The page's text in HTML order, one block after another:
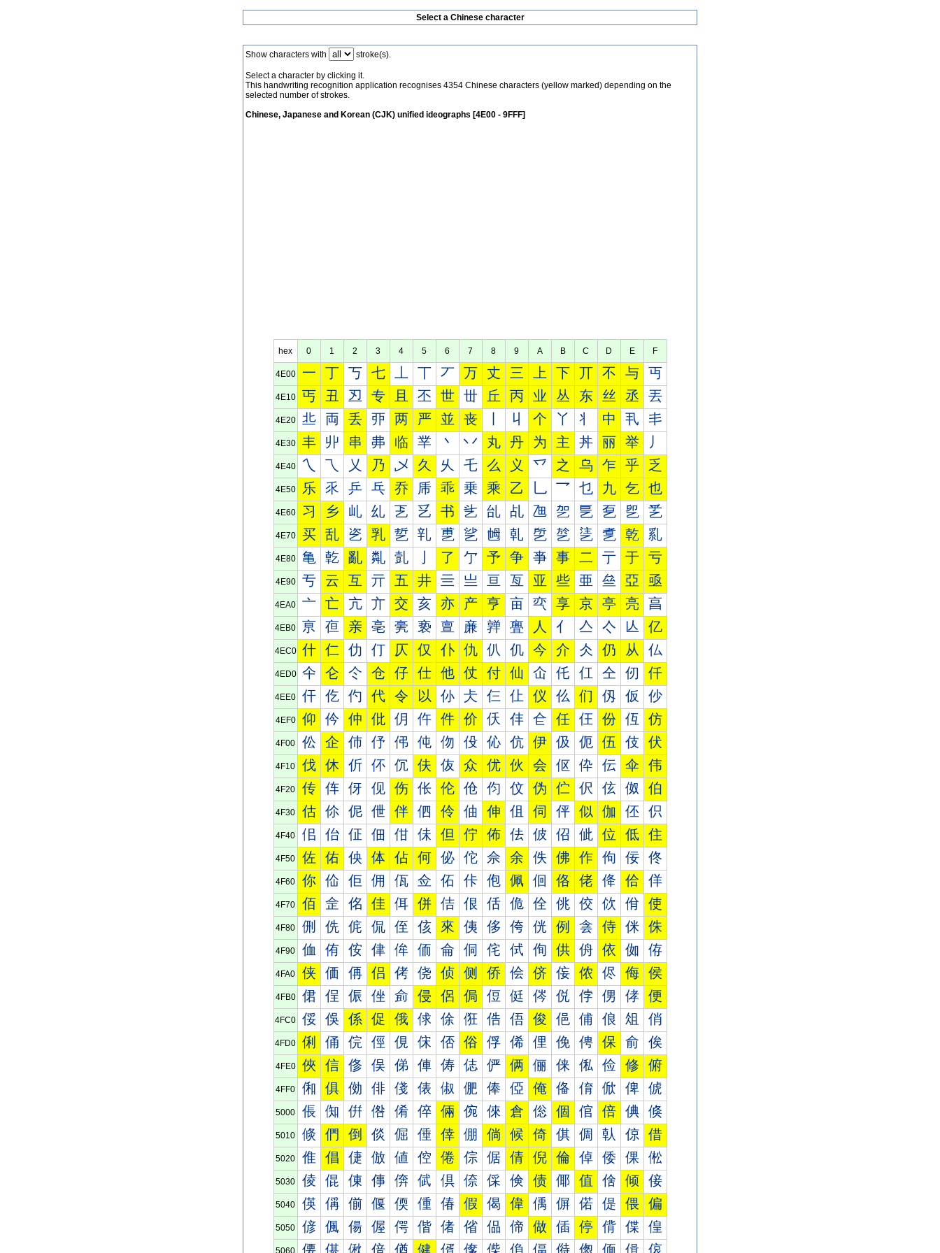
Select a Chinese character
Show characters with stroke(s).
Select a character by clicking it.
This handwriting recognition application recognises 4354 Chinese characters (yellow marked) depending on the
selected number of strokes.
Chinese, Japanese and Korean (CJK) unified ideographs [4E00 - 9FFF]
hex 0 1 2 3 4 5 6 7 8 9 A B C D E F
4E00 一 丁 丂 七 丅 丆 万 丈 三 上 下 丌 不 与 丏
4E10 丐 丑 丒 专 且 丕 世 丗 丘 丙 业 丛 东 丝 丞 丟
4E20 丠 両 丢 丣 两 严 並 丧 丩 个 丫 丬 中 丮 丯
4E30 丰 丱 串 丳 临 丵 丶 丷 丸 丹 为 主 丼 丽 举 丿
4E40 乀 乁 乂 乃 乄 久 乆 乇 么 义 乊 之 乌 乍 乎 乏
4E50 乐 乑 乒 乓 乔 乕 乖 乗 乘 乙 乚 乛 乜 九 乞 也
4E60 习 乡 乢 乣 乤 乥 书 乧 乨 乩 乪 乫 乬 乭 乮 乯
4E70 买 乱 乲 乳 乴 乵 乶 乷 乸 乹 乺 乻 乼 乽 乾 乿
4E80 亀 亁 亂 亃 亄 了 亇 予 争 亊 事 二 亍 于 亏
4E90 亐 云 互 亓 五 井 亖 亗 亘 亙 亚 些 亜 亝 亞 亟
4EA0 亠 亡 亢 亣 交 亥 亦 产 亨 亩 亪 享 京 亭 亮 亯
4EB0 亰 亱 亲 亳 亴 亵 亶 亷 亸 亹 人 亻 亼 亽 亾 亿
4EC0 什 仁 仂 仃 仄 仅 仆 仇 仈 仉 今 介 仌 仍 从 仏
4ED0 仐 仑 仒 仓 仔 仕 他 仗 付 仙 仚 仛 仜 仝 仞 仟
4EE0 仠 仡 仢 代 令 以 仦 仧 仨 仩 仪 仫 们 仭 仮 仯
4EF0 仰 仱 仲 仳 仴 仵 件 价 仸 仹 仺 任 仼 份 仾 仿
4F00 伀 企 伂 伃 伄 伅 伆 伇 伈 伉 伊 伋 伌 伍 伎 伏
4F10 伐 休 伒 伓 伔 伕 伖 众 优 伙 会 伛 伜 伝 伞 伟
4F20 传 伡 伢 伣 伤 伥 伦 伧 伨 伩 伪 伫 伬 伭 伮 伯
4F30 估 伱 伲 伳 伴 伵 伶 伷 伸 伹 伺 伻 似 伽 伾 伿
4F40 佀 佁 佂 佃 佄 佅 但 佇 佈 佉 佊 佋 佌 位 低 住
4F50 佐 佑 佒 体 佔 何 佖 佗 佘 余 佚 佛 作 佝 佞 佟
4F60 你 佡 佢 佣 佤 佥 佦 佧 佨 佩 佪 佫 佬 佭 佮 佯
4F70 佰 佱 佲 佳 佴 併 佶 佷 佸 佹 佺 佻 佼 佽 佾 使
4F80 侀 侁 侂 侃 侄 侅 來 侇 侈 侉 侊 例 侌 侍 侎 侏
4F90 侐 侑 侒 侓 侔 侕 侖 侗 侘 侙 侚 供 侜 依 侞 侟
4FA0 侠 価 侢 侣 侤 侥 侦 侧 侨 侩 侪 侫 侬 侭 侮 侯
4FB0 侰 侱 侲 侳 侴 侵 侶 侷 侸 侹 侺 侻 侼 侽 侾 便
4FC0 俀 俁 係 促 俄 俅 俆 俇 俈 俉 俊 俋 俌 俍 俎 俏
4FD0 俐 俑 俒 俓 俔 俕 俖 俗 俘 俙 俚 俛 俜 保 俞 俟
4FE0 俠 信 俢 俣 俤 俥 俦 俧 俨 俩 俪 俫 俬 俭 修 俯
4FF0 俰 俱 俲 俳 俴 俵 俶 俷 俸 俹 俺 俻 俼 俽 俾 俿
5000 倀 倁 倂 倃 倄 倅 倆 倇 倈 倉 倊 個 倌 倍 倎 倏
5010 倐 們 倒 倓 倔 倕 倖 倗 倘 候 倚 倛 倜 倝 倞 借
5020 倠 倡 倢 倣 値 倥 倦 倧 倨 倩 倪 倫 倬 倭 倮 倯
5030 倰 倱 倲 倳 倴 倵 倶 倷 倸 倹 债 倻 值 倽 倾 倿
5040 偀 偁 偂 偃 偄 偅 偆 假 偈 偉 偊 偋 偌 偍 偎 偏
5050 偐 偑 偒 偓 偔 偕 偖 偗 偘 偙 做 偛 停 偝 偞 偟
5060 偠 偡 偢 偣 偤 健 偦 偧 偨 偩 偪 偫 偬 偭 偮 偯